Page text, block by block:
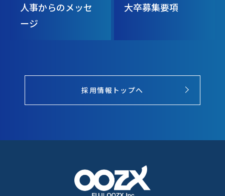
人事からのメッセ
ージ
大卒募集要項
採用情報トップへ